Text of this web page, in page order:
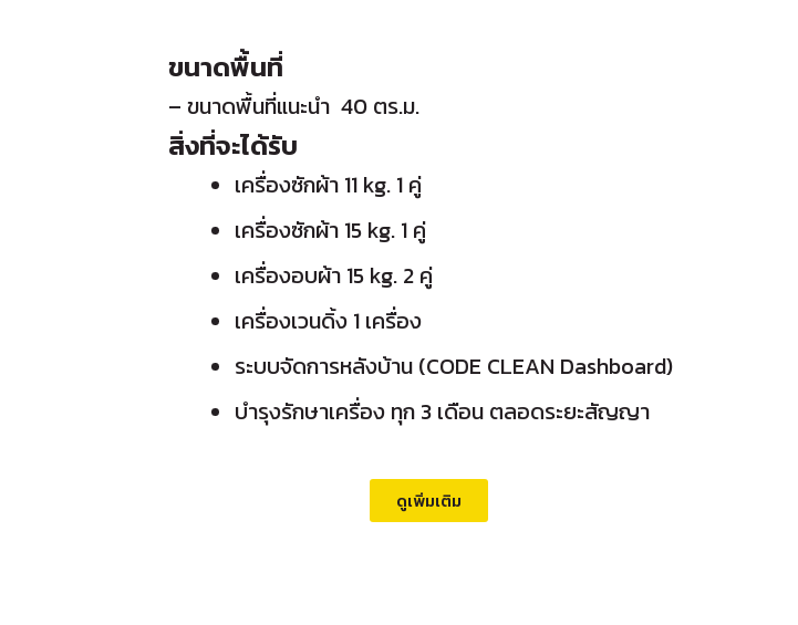
ขนาดพื้นที่
– ขนาดพื้นที่แนะนำ 40 ตร.ม.
สิ่งที่จะได้รับ
เครื่องซักผ้า 11 kg. 1 คู่
เครื่องซักผ้า 15 kg. 1 คู่
เครื่องอบผ้า 15 kg. 2 คู่
เครื่องเวนดิ้ง 1 เครื่อง
ระบบจัดการหลังบ้าน (CODE CLEAN Dashboard)
บำรุงรักษาเครื่อง ทุก 3 เดือน ตลอดระยะสัญญา
ดูเพิ่มเติม